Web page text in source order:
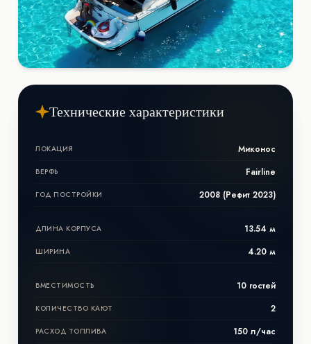
Технические характеристики
ЛОКАЦИЯ Миконос
ВЕРФЬ Fairline
ГОД ПОСТРОЙКИ 2008 (Рефит 2023)
ДЛИНА КОРПУСА 13.54 м
ШИРИНА 4.20 м
ВМЕСТИМОСТЬ 10 гостей
КОЛИЧЕСТВО КАЮТ 2
РАСХОД ТОПЛИВА 150 л/час